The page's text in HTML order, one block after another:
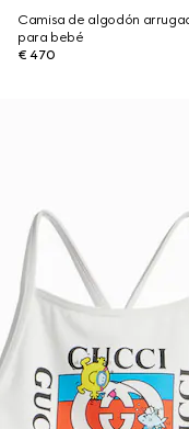
Camisa de algodón
para bebé
€ 470